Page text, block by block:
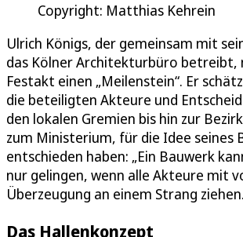
Copyright: Matthias Kehrein
Ulrich Königs, der gemeinsam mit
das Kölner Architekturbüro betreibt,
Festakt einen „Meilenstein“. Er
die beteiligten Akteure und
den lokalen Gremien bis hin zur
zum Ministerium, für die Idee seines
entschieden haben: „Ein Bauwerk
nur gelingen, wenn alle Akteure mit
Überzeugung an einem Strang
Das Hallenkonzept